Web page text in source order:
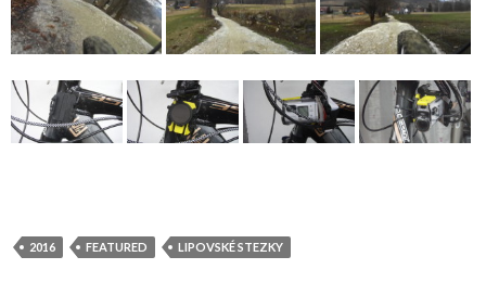
2016 FEATURED LIPOVSKÉ STEZKY